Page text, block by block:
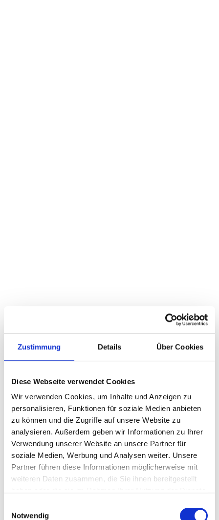
Zustimmung Details Über Cookies
Diese Webseite verwendet Cookies
Wir verwenden Cookies, um Inhalte und Anzeigen zu
personalisieren, Funktionen für soziale Medien anbieten
zu können und die Zugriffe auf unsere Website zu
analysieren. Außerdem geben wir Informationen zu Ihrer
Verwendung unserer Website an unsere Partner für
soziale Medien, Werbung und Analysen weiter. Unsere
Partner führen diese Informationen möglicherweise mit
weiteren Daten zusammen, die Sie ihnen bereitgestellt
Notwendig